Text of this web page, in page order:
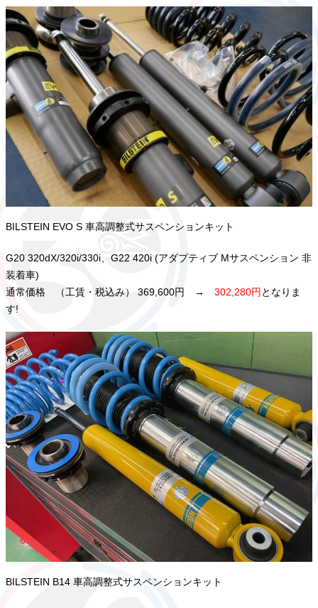
BILSTEIN EVO S 車高調整式サスペンションキット
G20 320dX/320i/330i、G22 420i (アダプティブ Mサスペンション 非
装着車)
通常価格 （工賃・税込み） 369,600円 → 302,280円となりま
す!
BILSTEIN B14 車高調整式サスペンションキット